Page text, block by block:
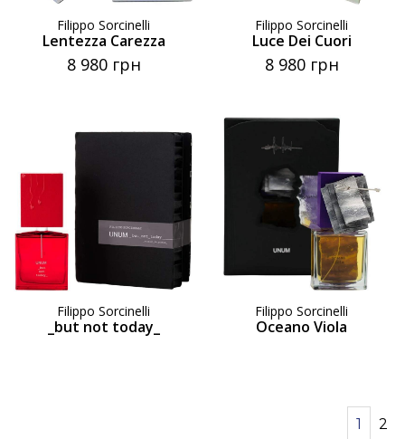
Filippo Sorcinelli
Lentezza Carezza
8 980 грн
Filippo Sorcinelli
Luce Dei Cuori
8 980 грн
Filippo Sorcinelli
_but not today_
Filippo Sorcinelli
Oceano Viola
1 2